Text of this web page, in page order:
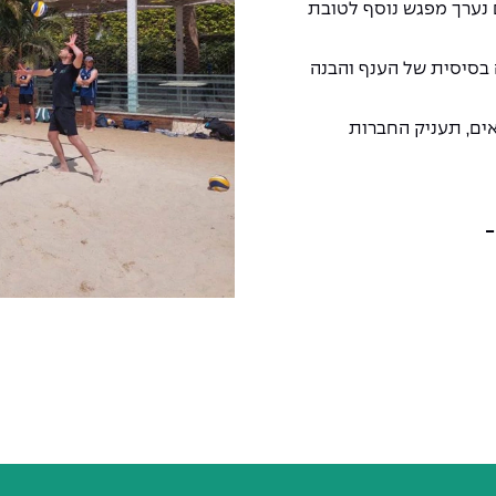
מפגש נוסף לטובת
בסיסית של הענף והבנה
תעניק החברות
-